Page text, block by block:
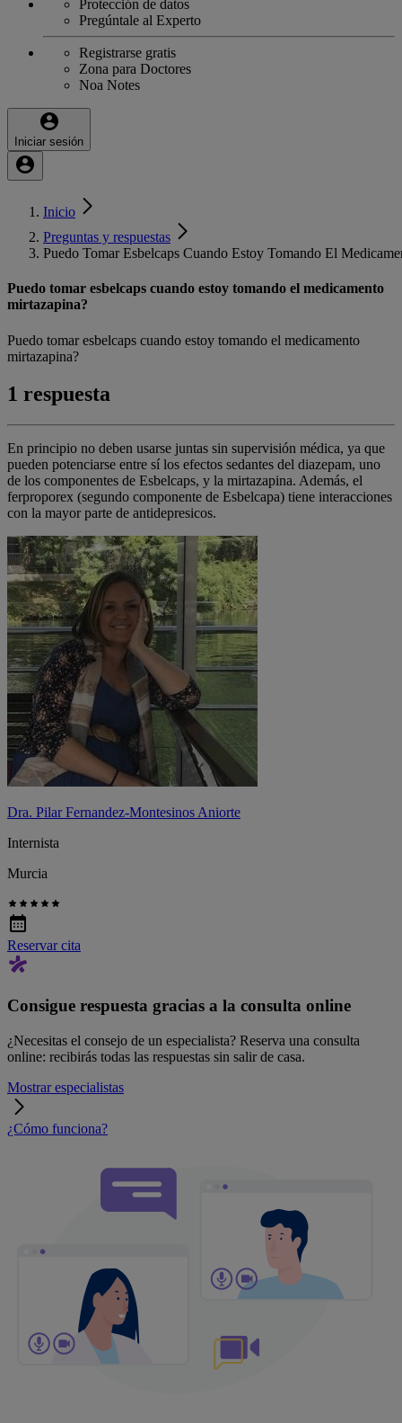
Protección de datos
Pregúntale al Experto
Registrarse gratis
Zona para Doctores
Noa Notes
Iniciar sesión
Inicio
Preguntas y respuestas
Puedo Tomar Esbelcaps Cuando Estoy Tomando El
Puedo tomar esbelcaps cuando estoy tomando el medicamento
mirtazapina?
Puedo tomar esbelcaps cuando estoy tomando el medicamento
mirtazapina?
1 respuesta
En principio no deben usarse juntas sin supervisión médica, ya que
pueden potenciarse entre sí los efectos sedantes del diazepam, uno
de los componentes de Esbelcaps, y la mirtazapina. Además, el
ferproporex (segundo componente de Esbelcapa) tiene interacciones
con la mayor parte de antidepresicos.
Dra. Pilar Fernandez-Montesinos Aniorte
Internista
Murcia
Reservar cita
Consigue respuesta gracias a la consulta online
¿Necesitas el consejo de un especialista? Reserva una consulta
online: recibirás todas las respuestas sin salir de casa.
Mostrar especialistas
¿Cómo funciona?